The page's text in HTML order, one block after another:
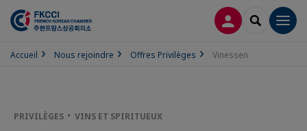
CONNEXION
Accueil Nous rejoindre Offres Privilèges Vinessen
PRIVILÈGES VINS ET SPIRITUEUX